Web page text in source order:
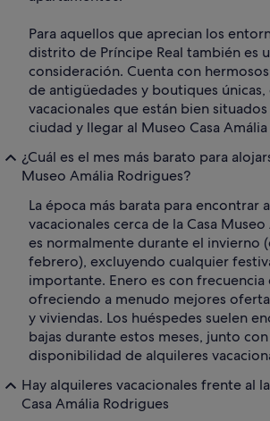
Para aquellos que aprecian los
distrito de Príncipe Real también es
consideración. Cuenta con
de antigüedades y boutiques únicas,
vacacionales que están bien
ciudad y llegar al Museo Casa
¿Cuál es el mes más barato para
Museo Amália Rodrigues?
La época más barata para encontrar
vacacionales cerca de la Casa
es normalmente durante el invierno
febrero), excluyendo cualquier
importante. Enero es con frecuencia
ofreciendo a menudo mejores
y viviendas. Los huéspedes suelen
bajas durante estos meses, junto
disponibilidad de alquileres
Hay alquileres vacacionales frente al
Casa Amália Rodrigues